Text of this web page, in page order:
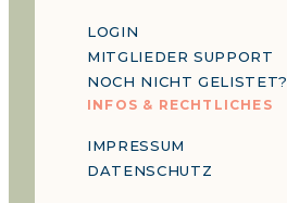
LOGIN
MITGLIEDER SUPPORT
NOCH NICHT GELISTET?
INFOS & RECHTLICHES
IMPRESSUM
DATENSCHUTZ